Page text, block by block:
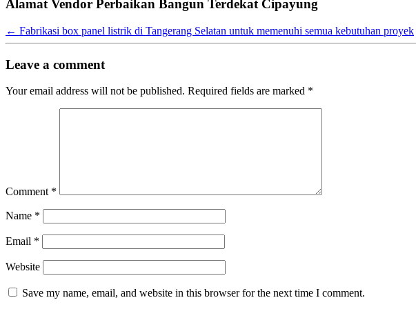
Alamat Vendor Perbaikan Bangun Terdekat Cipayung
← Fabrikasi box panel listrik di Tangerang Selatan untuk memenuhi semua kebutuhan proyek
Leave a comment
Your email address will not be published. Required fields are marked *
Comment *
Name *
Email *
Website
Save my name, email, and website in this browser for the next time I comment.